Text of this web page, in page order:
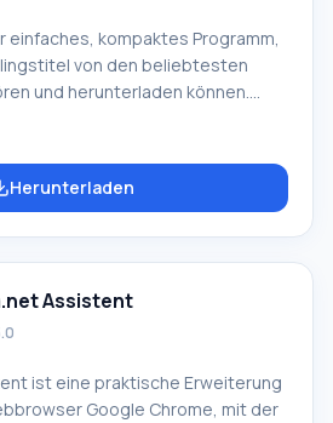
einfaches, kompaktes Programm,
von den beliebtesten
und herunterladen können.
Es unterstützt die Arbeit
Medienportalen, darunter
Last.fm, Yandex.Music,
Herunterladen
Assistent
ist eine praktische Erweiterung
Google Chrome, mit der